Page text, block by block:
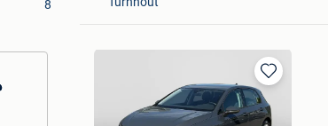
8
Bewaren
in
Mijn